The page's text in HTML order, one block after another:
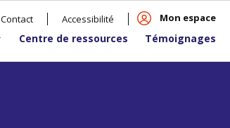
Contact Accessibilité Mon espace
Centre de ressources Témoignages